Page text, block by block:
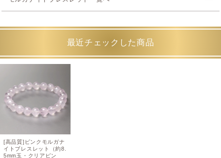
最近チェックした商品
[高品質]ピンクモルガナ
イトブレスレット（約8.
5mm玉・クリアピン